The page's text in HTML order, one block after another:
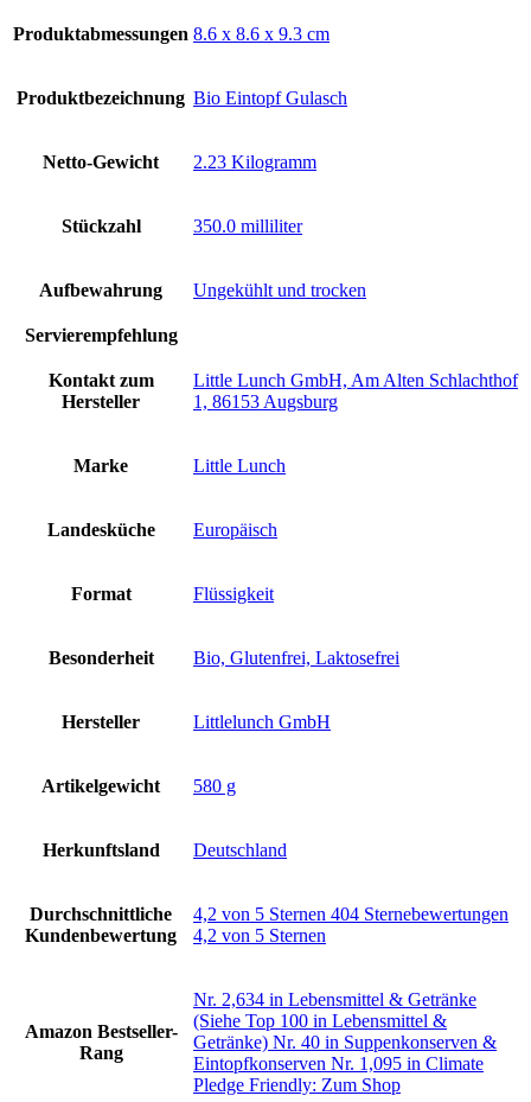
Produktabmessungen ‎8.6 x 8.6 x 9.3 cm
Produktbezeichnung ‎Bio Eintopf Gulasch
Netto-Gewicht ‎2.23 Kilogramm
Stückzahl ‎350.0 milliliter
Aufbewahrung ‎Ungekühlt und trocken
Servierempfehlung
Kontakt zum
Hersteller
‎Little Lunch GmbH, Am Alten Schlachthof
1, 86153 Augsburg
Marke ‎Little Lunch
Landesküche ‎Europäisch
Format ‎Flüssigkeit
Besonderheit ‎Bio, Glutenfrei, Laktosefrei
Hersteller ‎Littlelunch GmbH
Artikelgewicht ‎580 g
Herkunftsland ‎Deutschland
Durchschnittliche
Kundenbewertung
4,2 von 5 Sternen 404 Sternebewertungen
4,2 von 5 Sternen
Amazon Bestseller-
Rang
Nr. 2,634 in Lebensmittel & Getränke
(Siehe Top 100 in Lebensmittel &
Getränke) Nr. 40 in Suppenkonserven &
Eintopfkonserven Nr. 1,095 in Climate
Pledge Friendly: Zum Shop